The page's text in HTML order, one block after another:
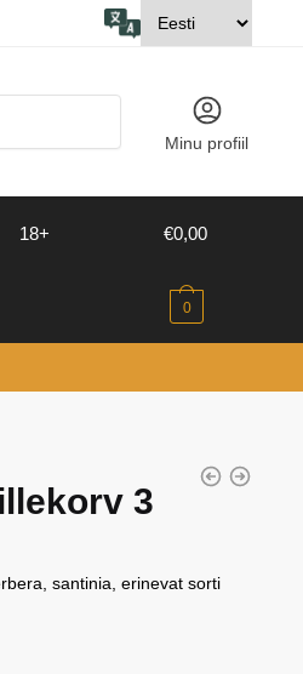
Minu profiil
18+ €0,00
0
3
santinia, erinevat sorti